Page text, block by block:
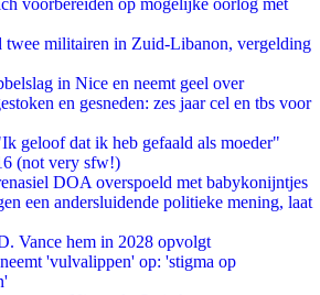
voorbereiden op mogelijke oorlog met
twee militairen in Zuid-Libanon, vergelding
in Nice en neemt geel over
en gesneden: zes jaar cel en tbs voor
geloof dat ik heb gefaald als moeder"
(not very sfw!)
DOA overspoeld met babykonijntjes
een andersluidende politieke mening, laat
Vance hem in 2028 opvolgt
'vulvalippen' op: 'stigma op